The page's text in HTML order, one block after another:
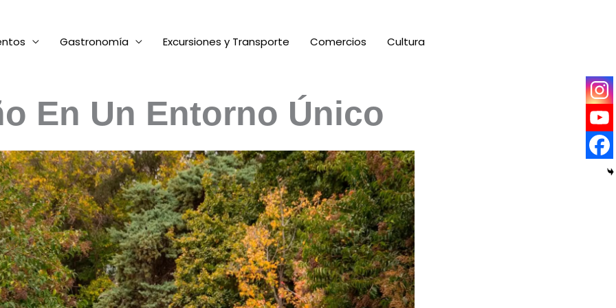
Gastronomía Excursiones y Transporte Comercios Cultura
En Un Entorno Único